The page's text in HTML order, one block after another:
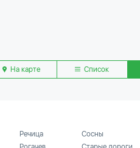
На карте Список
Речица
Сосны